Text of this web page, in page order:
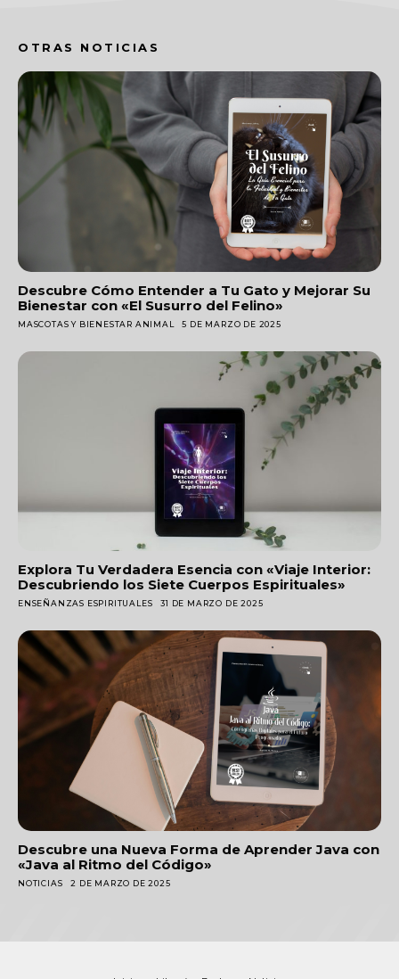
OTRAS NOTICIAS
Descubre Cómo Entender a Tu Gato y Mejorar Su
Bienestar con «El Susurro del Felino»
MASCOTAS Y BIENESTAR ANIMAL 5 DE MARZO DE 2025
Explora Tu Verdadera Esencia con «Viaje Interior:
Descubriendo los Siete Cuerpos Espirituales»
ENSEÑANZAS ESPIRITUALES 31 DE MARZO DE 2025
Descubre una Nueva Forma de Aprender Java con
«Java al Ritmo del Código»
NOTICIAS 2 DE MARZO DE 2025